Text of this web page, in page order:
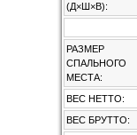
(Д×Ш×В):
РАЗМЕР
СПАЛЬНОГО
МЕСТА:
ВЕС НЕТТО:
ВЕС БРУТТО: